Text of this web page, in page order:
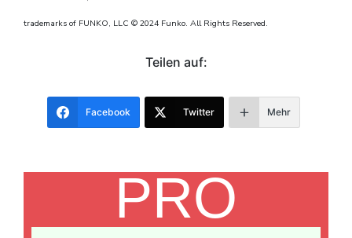
trademarks of FUNKO, LLC © 2024 Funko. All Rights Reserved.
Teilen auf:
Facebook Twitter Mehr
PRO